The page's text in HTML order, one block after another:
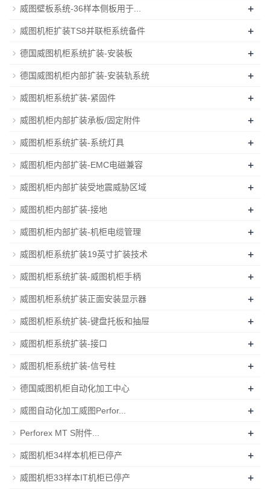
威图壁板系统-36样本侧板用于... +
威图机柜扩装TS8并联柜系统备件 +
德国威图机柜系统扩装-安装板 +
德国威图机柜内部扩装-安装轨系统 +
威图机柜系统扩装-紧固件 +
威图机柜内部扩装承板/固定附件 +
威图机柜系统扩装-系统灯具 +
威图机柜内部扩装-EMC电磁兼容 +
威图机柜内部扩装受地震威胁区域 +
威图机柜内部扩装-接地 +
威图机柜内部扩装-机柜电缆管理 +
威图机柜系统扩装19英寸扩装技术 +
威图机柜系统扩装-威图机柜手柄 +
威图机柜系统扩装正面安装显示器 +
威图机柜系统扩装-键盘托板和抽屉 +
威图机柜系统扩装-接口 +
威图机柜系统扩装-信号柱 +
德国威图机柜自动化加工中心 +
威图自动化加工威图Perfor... +
Perforex MT S附件... +
威图机柜34样本机柜已停产 +
威图机柜33样本IT机柜已停产 +